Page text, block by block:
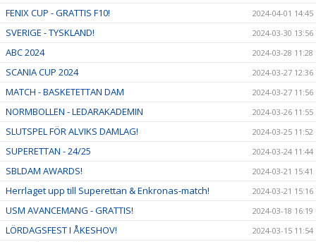
FENIX CUP - GRATTIS F10! 2024-04-01 14:45
SVERIGE - TYSKLAND! 2024-03-30 13:56
ABC 2024 2024-03-28 11:28
SCANIA CUP 2024 2024-03-27 12:36
MATCH - BASKETETTAN DAM 2024-03-27 11:56
NORMBOLLEN - LEDARAKADEMIN 2024-03-26 11:55
SLUTSPEL FÖR ALVIKS DAMLAG! 2024-03-25 11:52
SUPERETTAN - 24/25 2024-03-24 11:44
SBLDAM AWARDS! 2024-03-21 15:41
Herrlaget upp till Superettan & Enkronas-match! 2024-03-21 15:16
USM AVANCEMANG - GRATTIS! 2024-03-18 16:19
LÖRDAGSFEST I ÅKESHOV! 2024-03-15 11:54